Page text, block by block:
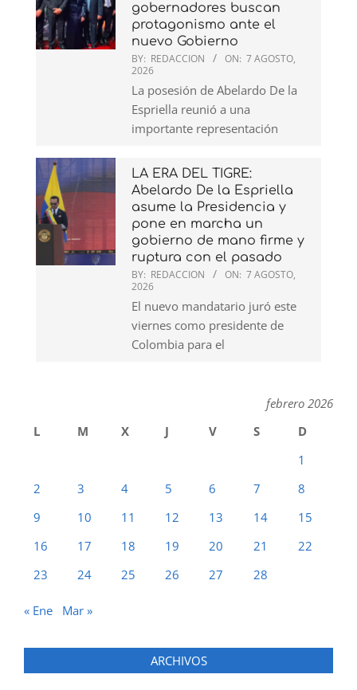
gobernadores buscan
protagonismo ante el
nuevo Gobierno
BY: REDACCION ON: 7 AGOSTO,
2026
La posesión de Abelardo De la
Espriella reunió a una
importante representación
LA ERA DEL TIGRE:
Abelardo De la Espriella
asume la Presidencia y
pone en marcha un
gobierno de mano firme y
ruptura con el pasado
BY: REDACCION ON: 7 AGOSTO,
2026
El nuevo mandatario juró este
viernes como presidente de
Colombia para el
febrero 2026
L
M X J V S
D
1
2
3 4 5 6 7
8
9
10 11 12 13 14
15
16
17 18 19 20 21
22
23
24 25 26 27 28
« Ene Mar »
ARCHIVOS